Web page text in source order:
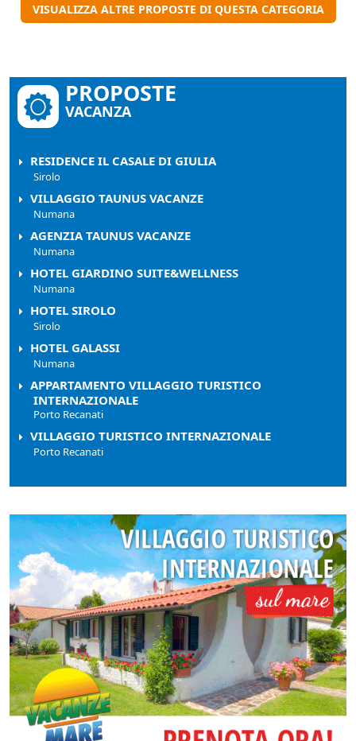
VISUALIZZA ALTRE PROPOSTE DI QUESTA CATEGORIA
PROPOSTE
VACANZA
RESIDENCE IL CASALE DI GIULIA
Sirolo
VILLAGGIO TAUNUS VACANZE
Numana
AGENZIA TAUNUS VACANZE
Numana
HOTEL GIARDINO SUITE&WELLNESS
Numana
HOTEL SIROLO
Sirolo
HOTEL GALASSI
Numana
APPARTAMENTO VILLAGGIO TURISTICO
INTERNAZIONALE
Porto Recanati
VILLAGGIO TURISTICO INTERNAZIONALE
Porto Recanati